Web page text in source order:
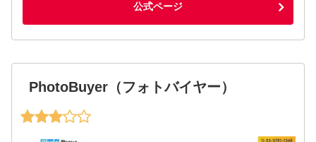
公式ページ
PhotoBuyer（フォトバイヤー）